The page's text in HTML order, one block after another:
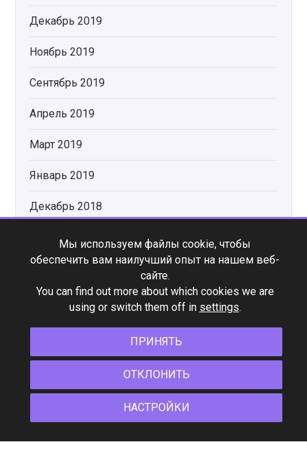
Декабрь 2019
Ноябрь 2019
Сентябрь 2019
Апрель 2019
Март 2019
Январь 2019
Декабрь 2018
Ноябрь 2018
Категории
Мероприятия Flight
Мы используем файлы cookie, чтобы
обеспечить вам наилучший опыт на нашем веб-
сайте.
You can find out more about which cookies we are
using or switch them off in settings.
ПРИНЯТЬ
ОТКЛОНИТЬ
НАСТРОЙКИ